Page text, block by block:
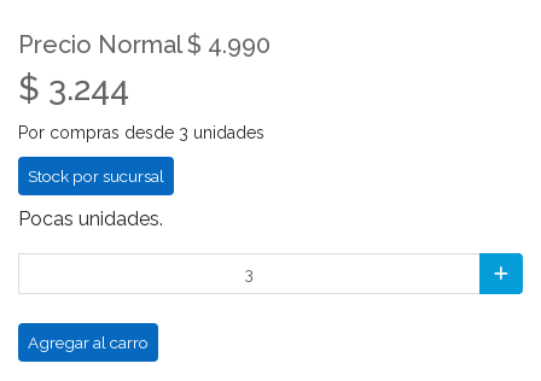
Precio Normal $ 4.990
$ 3.244
Por compras desde 3 unidades
Stock por sucursal
Pocas unidades.
Agregar al carro